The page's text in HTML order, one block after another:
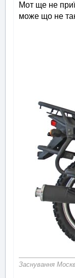
Мот ще не
може що не
Заснування